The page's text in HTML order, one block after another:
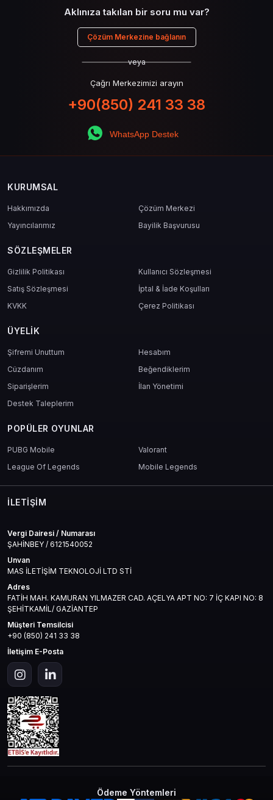
Aklınıza takılan bir soru mu var?
Çözüm Merkezine bağlanın
veya
Çağrı Merkezimizi arayın
+90(850) 241 33 38
WhatsApp Destek
KURUMSAL
Hakkımızda
Çözüm Merkezi
Yayıncılarımız
Bayilik Başvurusu
SÖZLEŞMELER
Gizlilik Politikası
Kullanıcı Sözleşmesi
Satış Sözleşmesi
İptal & İade Koşulları
KVKK
Çerez Politikası
ÜYELIK
Şifremi Unuttum
Hesabım
Cüzdanım
Beğendiklerim
Siparişlerim
İlan Yönetimi
Destek Taleplerim
POPÜLER OYUNLAR
PUBG Mobile
Valorant
League Of Legends
Mobile Legends
İLETIŞIM
Vergi Dairesi / Numarası
ŞAHİNBEY / 6121540052
Unvan
MAS İLETİŞİM TEKNOLOJİ LTD STİ
Adres
FATİH MAH. KAMURAN YILMAZER CAD. AÇELYA APT NO: 7 İÇ KAPI NO: 8
ŞEHİTKAMİL/ GAZİANTEP
Müşteri Temsilcisi
+90 (850) 241 33 38
İletişim E-Posta
Ödeme Yöntemleri